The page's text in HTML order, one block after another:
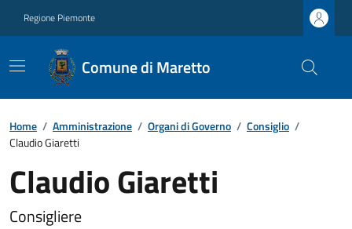
Regione Piemonte
Comune di Maretto
Home / Amministrazione / Organi di Governo / Consiglio /
Claudio Giaretti
Claudio Giaretti
Consigliere